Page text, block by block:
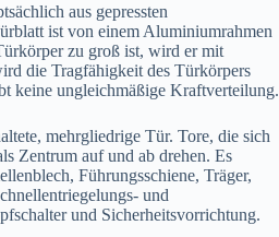
aus gepressten
ist von einem Aluminiumrahmen
zu groß ist, wird er mit
die Tragfähigkeit des Türkörpers
keine ungleichmäßige Kraftverteilung.
mehrgliedrige Tür. Tore, die sich
Zentrum auf und ab drehen. Es
Führungsschiene, Träger,
und
und Sicherheitsvorrichtung.